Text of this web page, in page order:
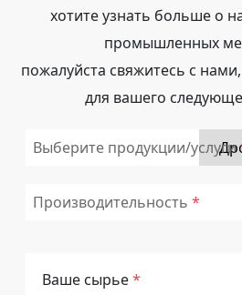
хотите узнать больше о
промышленных
пожалуйста свяжитесь с
для вашего
Выберите продукции/услуги
Производительность
Ваше сырье*